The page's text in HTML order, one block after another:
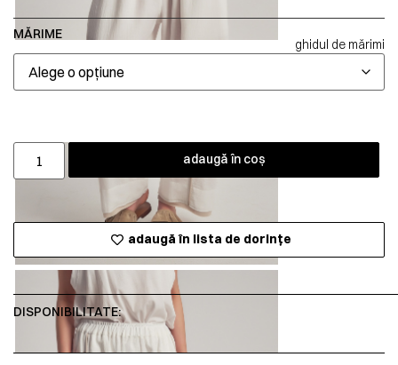
MĂRIME
ghidul de mărimi
adaugă în coș
adaugă în lista de dorințe
DISPONIBILITATE: